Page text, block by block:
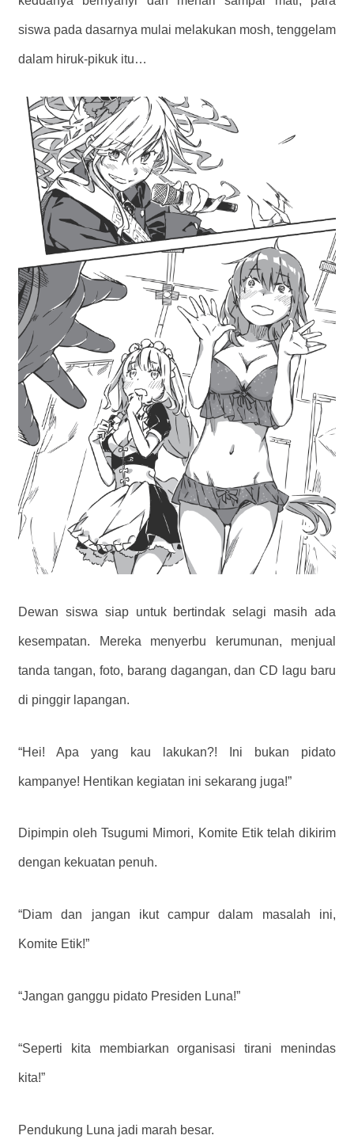
siswa pada dasarnya mulai melakukan mosh, tenggelam
dalam hiruk-pikuk itu…
Dewan siswa siap untuk bertindak selagi masih ada
kesempatan. Mereka menyerbu kerumunan, menjual
tanda tangan, foto, barang dagangan, dan CD lagu baru
di pinggir lapangan.
“Hei! Apa yang kau lakukan?! Ini bukan pidato
kampanye! Hentikan kegiatan ini sekarang juga!”
Dipimpin oleh Tsugumi Mimori, Komite Etik telah dikirim
dengan kekuatan penuh.
“Diam dan jangan ikut campur dalam masalah ini,
Komite Etik!”
“Jangan ganggu pidato Presiden Luna!”
“Seperti kita membiarkan organisasi tirani menindas
kita!”
Pendukung Luna jadi marah besar.